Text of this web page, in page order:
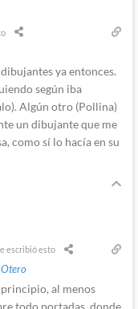
ya entonces.
según iba
Algún otro (Pollina)
un dibujante que me
como sí lo hacía en su
escribió esto
al menos
todo portadas, donde